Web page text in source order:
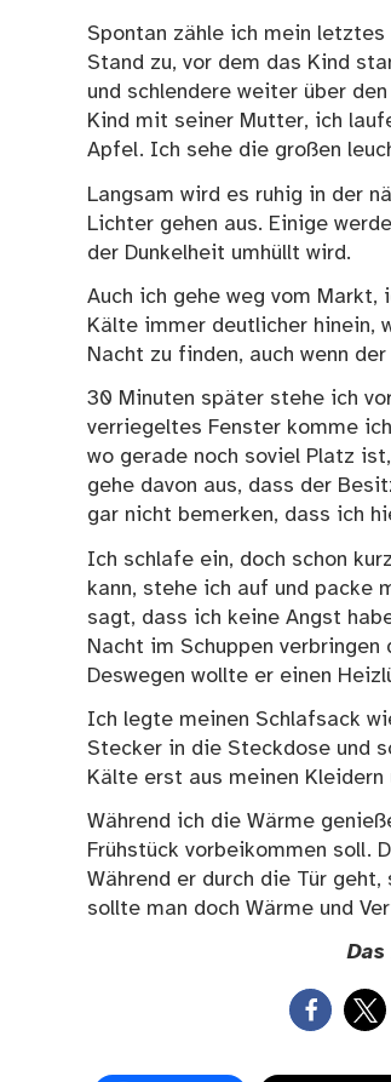
Spontan zähle ich mein
Stand zu, vor dem das Kind
und schlendere weiter über
Kind mit seiner Mutter, ich
Apfel. Ich sehe die großen
Langsam wird es ruhig in der
Lichter gehen aus. Einige
der Dunkelheit umhüllt wird.
Auch ich gehe weg vom Markt,
Kälte immer deutlicher hinein,
Nacht zu finden, auch wenn
30 Minuten später stehe ich
verriegeltes Fenster komme
wo gerade noch soviel Platz
gehe davon aus, dass der
gar nicht bemerken, dass ich
Ich schlafe ein, doch schon
kann, stehe ich auf und packe
sagt, dass ich keine Angst
Nacht im Schuppen
Deswegen wollte er einen
Ich legte meinen Schlafsack
Stecker in die Steckdose und
Kälte erst aus meinen
Während ich die Wärme
Frühstück vorbeikommen soll.
Während er durch die Tür
sollte man doch Wärme und